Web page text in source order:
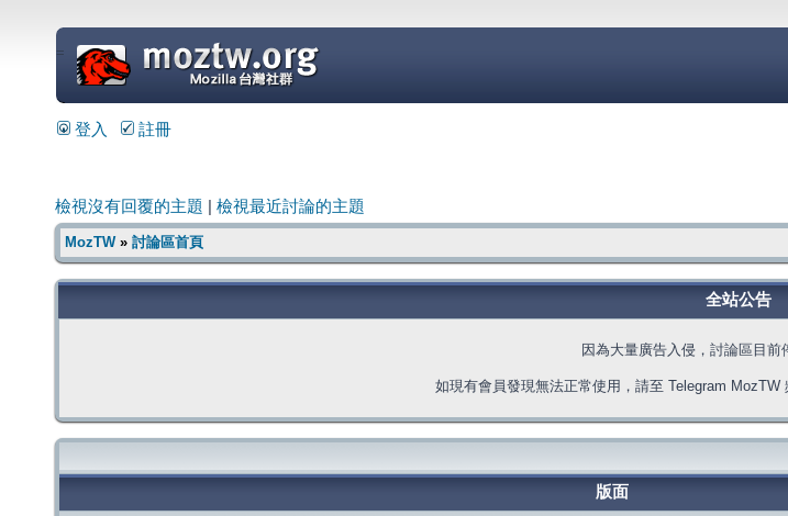
=
登入 註冊
檢視沒有回覆的主題 檢視最近討論的主題
MozTW» 討論區首頁
全站公告
因為大量廣告入侵，討論區目前
如現有會員發現無法正常使用，請至 Telegram
版面